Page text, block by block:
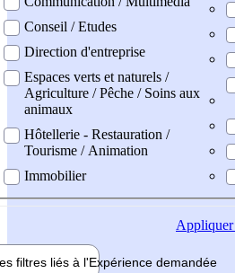
Conseil / Etudes
Direction d'entreprise
Espaces verts et naturels /
Agriculture / Pêche / Soins aux
animaux
Hôtellerie - Restauration /
Tourisme / Animation
Immobilier
Appliquer
filtres liés à l'Expérience demandée